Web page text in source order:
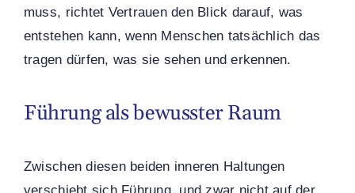
muss, richtet Vertrauen den Blick darauf, was
entstehen kann, wenn Menschen tatsächlich das
tragen dürfen, was sie sehen und erkennen.
Führung als bewusster Raum
Zwischen diesen beiden inneren Haltungen